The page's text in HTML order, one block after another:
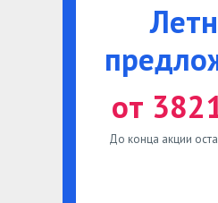
от
До конца акции